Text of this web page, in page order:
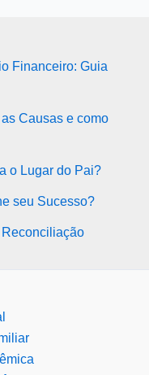
Financeiro: Guia
Causas e como
o Lugar do Pai?
seu Sucesso?